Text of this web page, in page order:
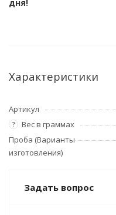
дня!
Характеристики
Артикул
? Вес в граммах
Проба (Варианты
изготовления)
Задать вопрос